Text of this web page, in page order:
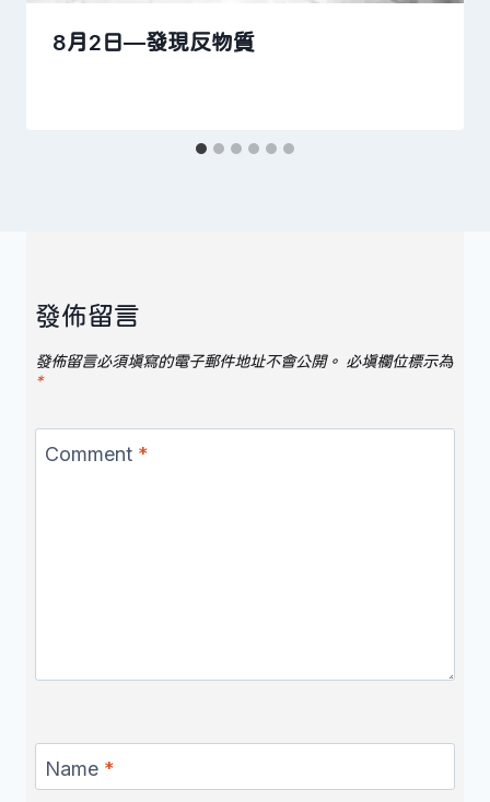
8月2日—發現反物質
發佈留言
發佈留言必須填寫的電子郵件地址不會公開。 必填欄位標示為
*
Comment *
Name *